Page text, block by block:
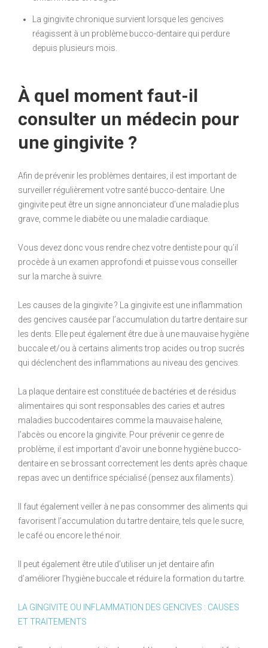
La gingivite chronique survient lorsque les gencives
réagissent à un problème bucco-dentaire qui perdure
depuis plusieurs mois.
À quel moment faut-il
consulter un médecin pour
une gingivite ?
Afin de prévenir les problèmes dentaires, il est important de
surveiller régulièrement votre santé bucco-dentaire. Une
gingivite peut être un signe annonciateur d’une maladie plus
grave, comme le diabète ou une maladie cardiaque.
Vous devez donc vous rendre chez votre dentiste pour qu’il
procède à un examen approfondi et puisse vous conseiller
sur la marche à suivre.
Les causes de la gingivite ? La gingivite est une inflammation
des gencives causée par l’accumulation du tartre dentaire sur
les dents. Elle peut également être due à une mauvaise hygiène
buccale et/ou à certains aliments trop acides ou trop sucrés
qui déclenchent des inflammations au niveau des gencives.
La plaque dentaire est constituée de bactéries et de résidus
alimentaires qui sont responsables des caries et autres
maladies buccodentaires comme la mauvaise haleine,
l’abcès ou encore la gingivite. Pour prévenir ce genre de
problème, il est important d’avoir une bonne hygiène bucco-
dentaire en se brossant correctement les dents après chaque
repas avec un dentifrice spécialisé (pensez aux filaments).
Il faut également veiller à ne pas consommer des aliments qui
favorisent l’accumulation du tartre dentaire, tels que le sucre,
le café ou encore le thé noir.
Il peut également être utile d’utiliser un jet dentaire afin
d’améliorer l’hygiène buccale et réduire la formation du tartre.
LA GINGIVITE OU INFLAMMATION DES GENCIVES : CAUSES
ET TRAITEMENTS